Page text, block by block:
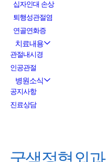
십자인대 손상
퇴행성관절염
연골연화증
치료내용
관절내시경
인공관절
병원소식
공지사항
진료상담